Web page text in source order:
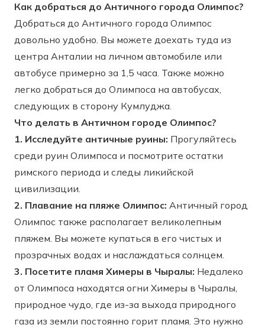
Как добраться до Античного города Олимпос?
Добраться до Античного города Олимпос
довольно удобно. Вы можете доехать туда из
центра Анталии на личном автомобиле или
автобусе примерно за 1,5 часа. Также можно
легко добраться до Олимпоса на автобусах,
следующих в сторону Кумлуджа.
Что делать в Античном городе Олимпос?
1. Исследуйте античные руины: Прогуляйтесь
среди руин Олимпоса и посмотрите остатки
римского периода и следы ликийской
цивилизации.
2. Плавание на пляже Олимпос: Античный город
Олимпос также располагает великолепным
пляжем. Вы можете купаться в его чистых и
прозрачных водах и наслаждаться солнцем.
3. Посетите пламя Химеры в Чыралы: Недалеко
от Олимпоса находятся огни Химеры в Чыралы,
природное чудо, где из-за выхода природного
газа из земли постоянно горит пламя. Это нужно